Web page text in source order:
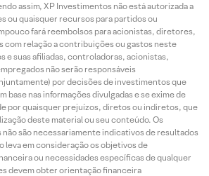
assim, XP Investimentos não está autorizada a
ou quaisquer recursos para partidos ou
fará reembolsos para acionistas, diretores,
com relação a contribuições ou gastos neste
e suas afiliadas, controladoras, acionistas,
não serão responsáveis
por decisões de investimentos que
base nas informações divulgadas e se exime de
por quaisquer prejuízos, diretos ou indiretos, que
deste material ou seu conteúdo. Os
são necessariamente indicativos de resultados
leva em consideração os objetivos de
ou necessidades específicas de qualquer
devem obter orientação financeira